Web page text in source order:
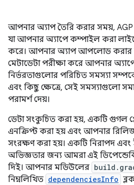
আপনার অ্যাপ তৈরি করার সময়, AGP
যা আপনার অ্যাপে কম্পাইল করা
করে। আপনার অ্যাপ আপলোড করার
মেটাডেটা পরীক্ষা করে আপনার
নির্ভরতাগুলোর পরিচিত সমস্যা
এবং কিছু ক্ষেত্রে, সেই সমস্যাগুলো
পরামর্শ দেয়।
ডেটা সংকুচিত করা হয়, একটি গুগল প্লে
এনক্রিপ্ট করা হয় এবং আপনার রিলিজ
সংরক্ষণ করা হয়। একটি নিরাপদ এবং
অভিজ্ঞতার জন্য আমরা এই
দিই। আপনার মডিউলের
নিম্নলিখিত dependenciesInfo